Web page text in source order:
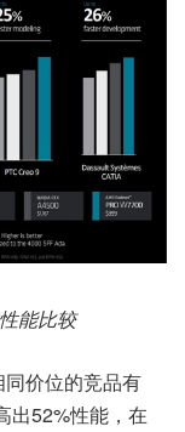
能比较
价位的竞品有
出52%性能，在